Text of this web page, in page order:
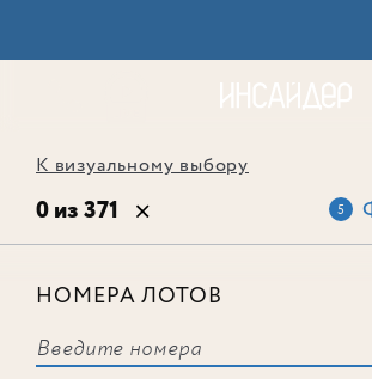
К визуальному выбору
0 из 371 5
НОМЕРА ЛОТОВ
соответствует ни